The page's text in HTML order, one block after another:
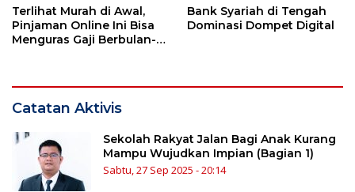
Terlihat Murah di Awal,
Pinjaman Online Ini Bisa
Menguras Gaji Berbulan-
Bank Syariah di Tengah
Dominasi Dompet Digital
Catatan Aktivis
Sekolah Rakyat Jalan Bagi Anak Kurang
Mampu Wujudkan Impian (Bagian 1)
Sabtu, 27 Sep 2025 - 20:14